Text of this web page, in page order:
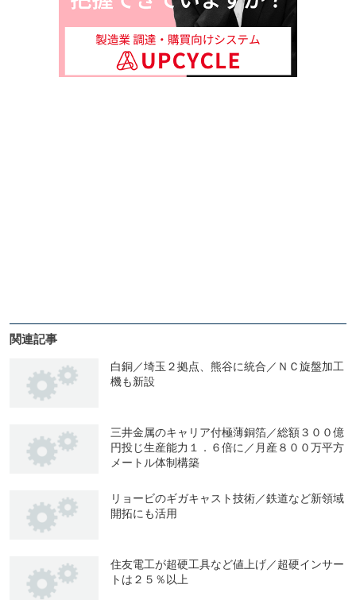
関連記事
白銅／埼玉２拠点、熊谷に統合／ＮＣ旋盤加工
機も新設
三井金属のキャリア付極薄銅箔／総額３００億
円投じ生産能力１．６倍に／月産８００万平方
メートル体制構築
リョービのギガキャスト技術／鉄道など新領域
開拓にも活用
住友電工が超硬工具など値上げ／超硬インサー
トは２５％以上